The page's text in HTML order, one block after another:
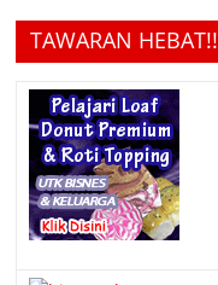
TAWARAN